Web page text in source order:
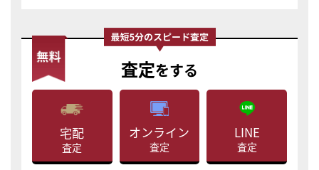
査定をする
宅配
査定
オンライン
査定
LINE
査定